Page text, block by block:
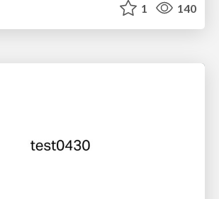
1 140